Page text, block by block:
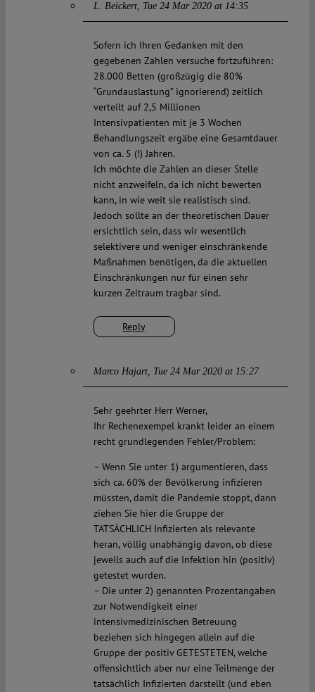
L. Beickert Tue 24 Mar 2020 at 14:35
Reply
Sofern ich Ihren Gedanken mit den
gegebenen Zahlen versuche fortzuführen:
28.000 Betten (großzügig die 80%
“Grundauslastung” ignorierend) zeitlich
verteilt auf 2,5 Millionen
Intensivpatienten mit je 3 Wochen
Behandlungszeit ergäbe eine Gesamtdauer
von ca. 5 (!) Jahren.
Ich möchte die Zahlen an dieser Stelle
nicht anzweifeln, da ich nicht bewerten
kann, in wie weit sie realistisch sind.
Jedoch sollte an der theoretischen Dauer
ersichtlich sein, dass wir wesentlich
selektivere und weniger einschränkende
Maßnahmen benötigen, da die aktuellen
Einschränkungen nur für einen sehr
kurzen Zeitraum tragbar sind.
Marco Hajart Tue 24 Mar 2020 at 15:27
Sehr geehrter Herr Werner,
Ihr Rechenexempel krankt leider an einem
recht grundlegenden Fehler/Problem:
– Wenn Sie unter 1) argumentieren, dass
sich ca. 60% der Bevölkerung infizieren
müssten, damit die Pandemie stoppt, dann
ziehen Sie hier die Gruppe der
TATSÄCHLICH Infizierten als relevante
heran, völlig unabhängig davon, ob diese
jeweils auch auf die Infektion hin (positiv)
getestet wurden.
– Die unter 2) genannten Prozentangaben
zur Notwendigkeit einer
intensivmedizinischen Betreuung
beziehen sich hingegen allein auf die
Gruppe der positiv GETESTETEN, welche
offensichtlich aber nur eine Teilmenge der
tatsächlich Infizierten darstellt (und eben